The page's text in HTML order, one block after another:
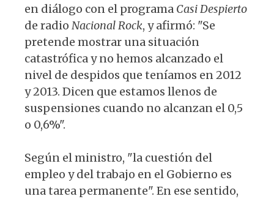
en diálogo con el programa Casi Despierto
de radio Nacional Rock, y afirmó: "Se
pretende mostrar una situación
catastrófica y no hemos alcanzado el
nivel de despidos que teníamos en 2012
y 2013. Dicen que estamos llenos de
suspensiones cuando no alcanzan el 0,5
o 0,6%".
Según el ministro, "la cuestión del
empleo y del trabajo en el Gobierno es
una tarea permanente". En ese sentido,